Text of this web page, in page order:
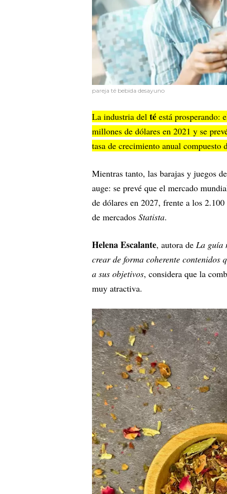
pareja té bebida desayuno
La industria del té está prosperando:
millones de dólares en 2021 y se
tasa de crecimiento anual compuesto
Mientras tanto, las barajas y juegos
auge: se prevé que el mercado
de dólares en 2027, frente a los
de mercados Statista.
Helena Escalante, autora de La guía
crear de forma coherente contenidos
a sus objetivos, considera que la
muy atractiva.